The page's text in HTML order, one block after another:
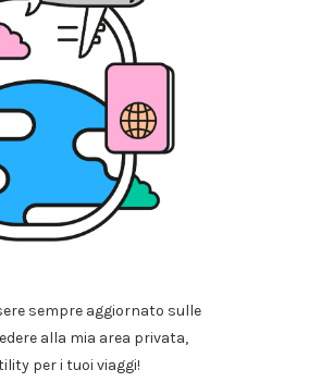
sempre aggiornato sulle
alla mia area privata,
per i tuoi viaggi!